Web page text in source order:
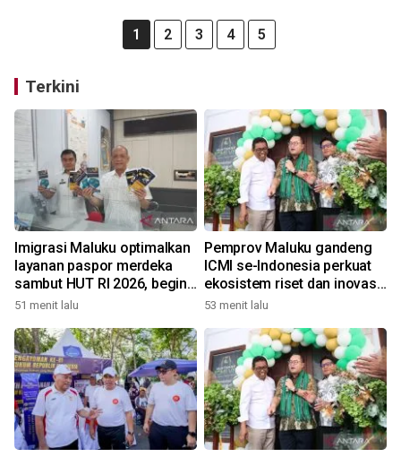
1 2 3 4 5
Terkini
Imigrasi Maluku optimalkan
layanan paspor merdeka
sambut HUT RI 2026, begini
kata Kakanwil
51 menit lalu
Pemprov Maluku gandeng
ICMI se-Indonesia perkuat
ekosistem riset dan inovasi
daerah
53 menit lalu